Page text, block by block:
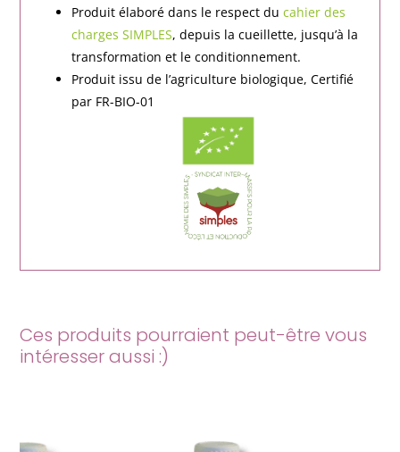
Produit élaboré dans le respect du cahier des
charges SIMPLES, depuis la cueillette, jusqu’à la
transformation et le conditionnement.
Produit issu de l’agriculture biologique, Certifié
par FR-BIO-01
Ces produits pourraient peut-être vous
intéresser aussi :)